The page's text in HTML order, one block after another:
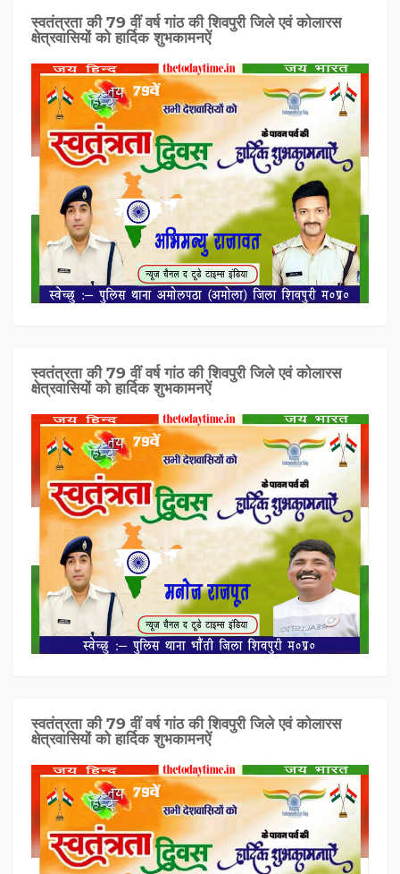
स्वतंत्रता की 79 वीं वर्ष गांठ की शिवपुरी जिले एवं कोलारस
क्षेत्रवासियों को हार्दिक शुभकामनऐं
स्वतंत्रता की 79 वीं वर्ष गांठ की शिवपुरी जिले एवं कोलारस
क्षेत्रवासियों को हार्दिक शुभकामनऐं
स्वतंत्रता की 79 वीं वर्ष गांठ की शिवपुरी जिले एवं कोलारस
क्षेत्रवासियों को हार्दिक शुभकामनऐं